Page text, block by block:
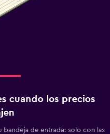
cuando los precios
bandeja de entrada: solo con las